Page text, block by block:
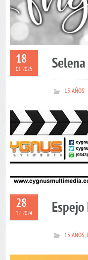
18
01 2025
15 AÑOS
28
12 2024
15 AÑOS,